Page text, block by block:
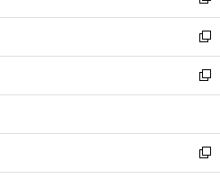
開
く
ウ
で
開
く
ン
ド
ウ
で
開
ウ
ィ
ン
ド
ウ
開
く
し
い
ウ
ィ
ン
ウ
で
開
新
し
い
ウ
ン
ド
ウ
新
し
ウ
ィ
ン
新
し